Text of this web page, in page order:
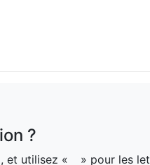
?
et utilisez « » pour les